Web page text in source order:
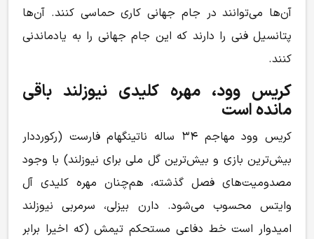
آن‌ها می‌توانند در جام جهانی کاری حماسی کنند. آن‌ها
پتانسیل فنی را دارند که این جام جهانی را به یادماندنی
کنند.
کریس وود، مهره کلیدی نیوزلند باقی
مانده است
کریس وود مهاجم ۳۴ ساله ناتینگهام فارست (رکورددار
بیش‌ترین بازی و بیش‌ترین گل ملی برای نیوزلند) با وجود
مصدومیت‌های فصل گذشته، هم‌چنان مهره کلیدی آل
وایتس محسوب می‌شود. دارن بیزلی، سرمربی نیوزلند
امیدوار است خط دفاعی مستحکم تیمش (که اخیرا برابر